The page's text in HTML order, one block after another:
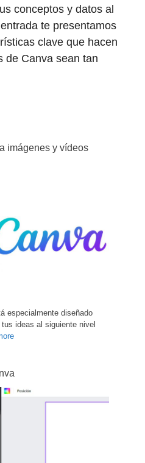
conceptos y datos al
te presentamos
clave que hacen
de Canva sean tan
imágenes y vídeos
especialmente diseñado
ideas al siguiente nivel